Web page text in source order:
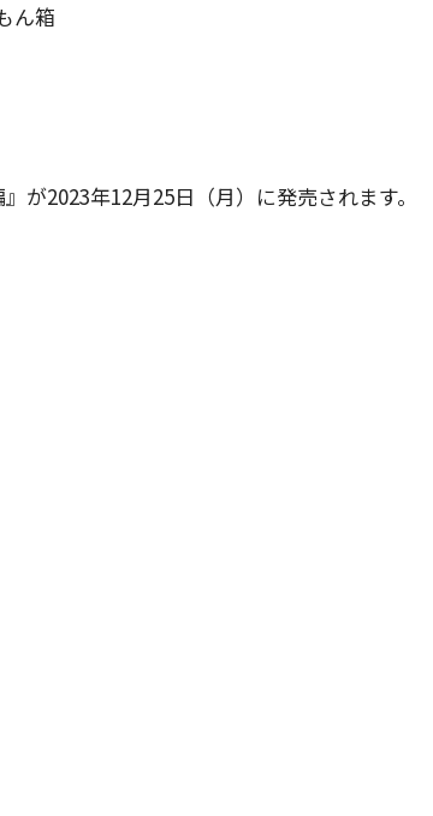
ん箱
2023年12月25日（月）に発売されます。